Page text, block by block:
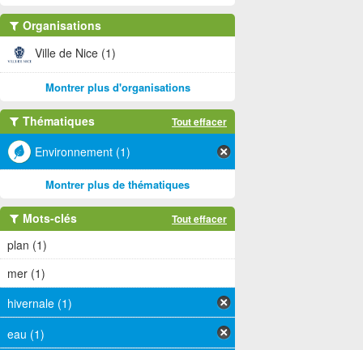
Organisations
Ville de Nice (1)
Montrer plus d'organisations
Thématiques Tout effacer
Environnement (1)
Montrer plus de thématiques
Mots-clés Tout effacer
plan (1)
mer (1)
hivernale (1)
eau (1)